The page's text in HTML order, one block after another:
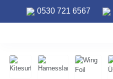
0530 721 6567